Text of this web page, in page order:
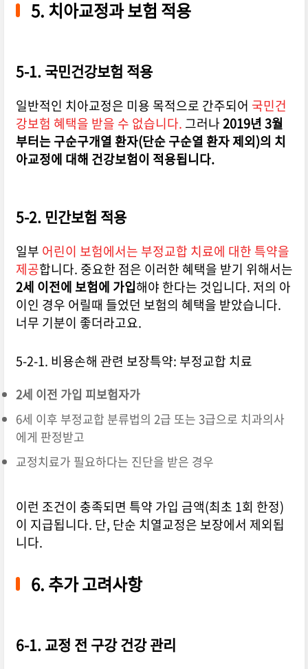
5. 치아교정과 보험 적용
5-1. 국민건강보험 적용
일반적인 치아교정은 미용 목적으로 간주되어 국민건
강보험 혜택을 받을 수 없습니다. 그러나2019년 3월
부터는 구순구개열 환자(단순 구순열 환자 제외)의 치
아교정에 대해 건강보험이 적용됩니다.
5-2. 민간보험 적용
일부 어린이 보험에서는 부정교합 치료에 대한 특약을
제공합니다. 중요한 점은 이러한 혜택을 받기 위해서는
2세 이전에 보험에 가입해야 한다는 것입니다. 저의 아
이인 경우 어릴때 들었던 보험의 혜택을 받았습니다.
너무 기분이 좋더라고요.
5-2-1. 비용손해 관련 보장특약: 부정교합 치료
2세 이전 가입 피보험자가
6세 이후 부정교합 분류법의 2급 또는 3급으로 치과의사
에게 판정받고
교정치료가 필요하다는 진단을 받은 경우
이런 조건이 충족되면 특약 가입 금액(최초 1회 한정)
이 지급됩니다. 단, 단순 치열교정은 보장에서 제외됩
니다.
6. 추가 고려사항
6-1. 교정 전 구강 건강 관리